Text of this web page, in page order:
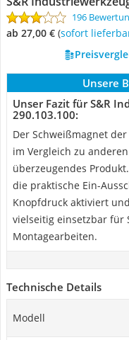
196
ab 27,00 € ( Sofort
Unsere
Unser Fazit für S&R
290.103.100:
Der Schweißmagnet
im Vergleich zu
überzeugendes
die praktische Ein-
Knopfdruck aktiviert
vielseitig einsetzbar für
Montagearbeiten.
Technische Details
Modell